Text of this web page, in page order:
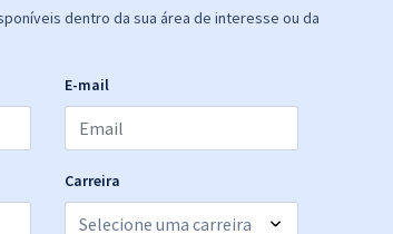
dentro da sua área de interesse ou da
E-mail
Carreira